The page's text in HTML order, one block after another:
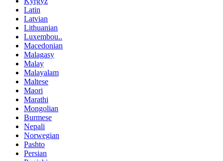
Latin
Latvian
Lithuanian
Luxembou..
Macedonian
Malagasy
Malay
Malayalam
Maltese
Maori
Marathi
Mongolian
Burmese
Nepali
Norwegian
Pashto
Persian